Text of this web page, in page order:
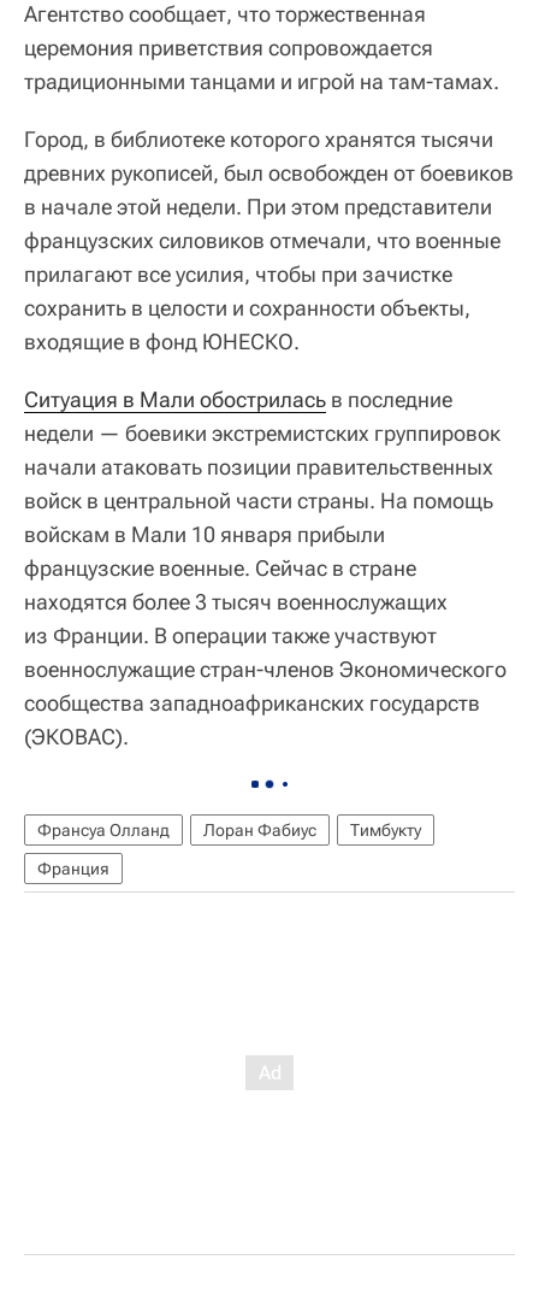
Агентство сообщает, что торжественная
церемония приветствия сопровождается
традиционными танцами и игрой на там-тамах.
Город, в библиотеке которого хранятся тысячи
древних рукописей, был освобожден от боевиков
в начале этой недели. При этом представители
французских силовиков отмечали, что военные
прилагают все усилия, чтобы при зачистке
сохранить в целости и сохранности объекты,
входящие в фонд ЮНЕСКО.
Ситуация в Мали обострилась в последние
недели — боевики экстремистских группировок
начали атаковать позиции правительственных
войск в центральной части страны. На помощь
войскам в Мали 10 января прибыли
французские военные. Сейчас в стране
находятся более 3 тысяч военнослужащих
из Франции. В операции также участвуют
военнослужащие стран-членов Экономического
сообщества западноафриканских государств
(ЭКОВАС).
Франсуа Олланд Лоран Фабиус
Тимбукту
Франция